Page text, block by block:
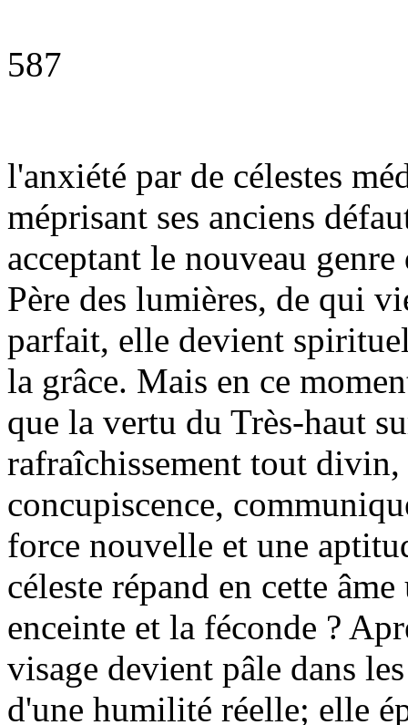
587
l'anxiété par de célestes
méprisant ses anciens
acceptant le nouveau
Père des lumières, de qui
parfait, elle devient
la grâce. Mais en ce
que la vertu du Très-haut
rafraîchissement tout divin,
concupiscence,
force nouvelle et une
céleste répand en cette
enceinte et la féconde ?
visage devient pâle dans
d'une humilité réelle; elle